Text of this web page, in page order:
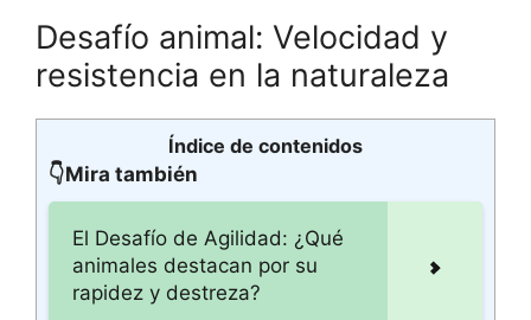
Desafío animal: Velocidad y
resistencia en la naturaleza
Índice de contenidos
👇Mira también
El Desafío de Agilidad: ¿Qué
animales destacan por su
rapidez y destreza?